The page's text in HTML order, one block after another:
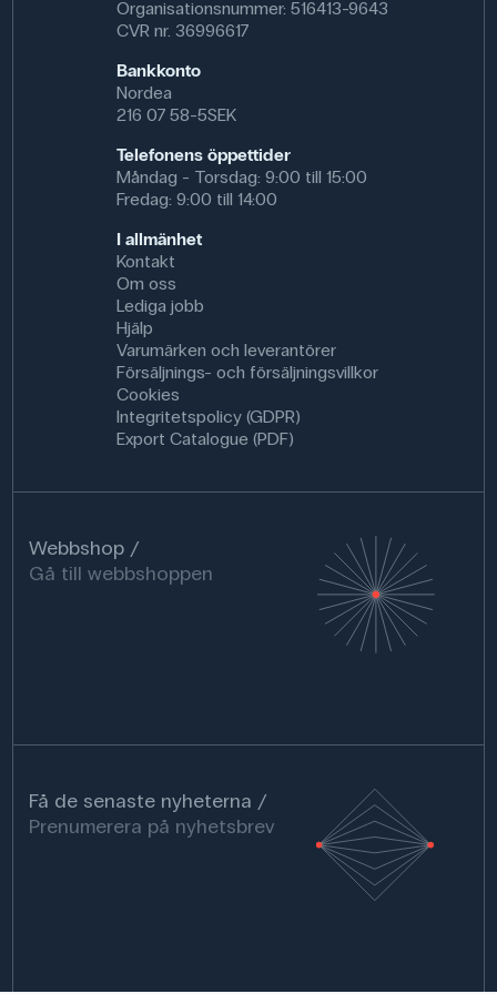
Organisationsnummer: 516413-9643
CVR nr. 36996617
Bankkonto
Nordea
216 07 58-5SEK
Telefonens öppettider
Måndag - Torsdag: 9:00 till 15:00
Fredag: 9:00 till 14:00
I allmänhet
Kontakt
Om oss
Lediga jobb
Hjälp
Varumärken och leverantörer
Försäljnings- och försäljningsvillkor
Cookies
Integritetspolicy (GDPR)
Export Catalogue (PDF)
Webbshop
Gå till webbshoppen
Få de senaste nyheterna
Prenumerera på nyhetsbrev